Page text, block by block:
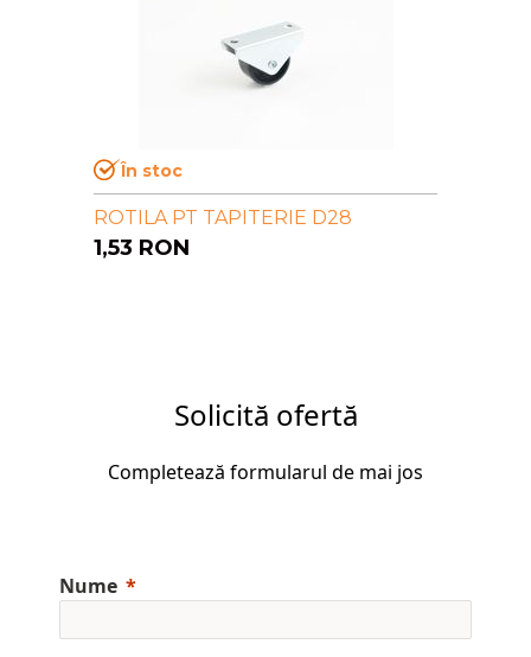
În stoc
ROTILA PT TAPITERIE D28
1,53 RON
Solicită ofertă
Completează formularul de mai jos
Nume